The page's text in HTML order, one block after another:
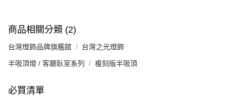
商品相關分類 (2)
台灣燈飾品牌旗艦館 台灣之光燈飾
半吸頂燈 / 客廳臥室系列 複刻版半吸頂
必買清單